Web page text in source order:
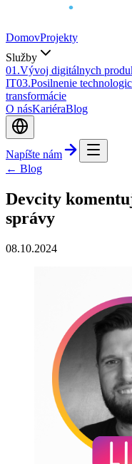
DomovProjekty
Služby
01 .Vývoj digitálnych
IT03.Posilnenie
transformácie
O násKariéraBlog
Napíšte nám
← Blog
Devcity
správy
08.10.2024